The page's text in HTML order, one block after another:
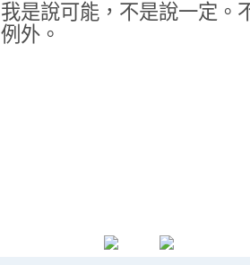
我是說可能，不是說一定。
例外。